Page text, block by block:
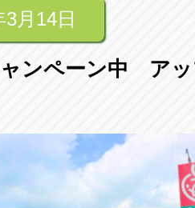
アップル
0586-28-
0568-85-
アップル
宮22号店
市朝日3-4-12
市八田町2-1-16
岐バイパス春日店
月14日
ンペーン中 アッ